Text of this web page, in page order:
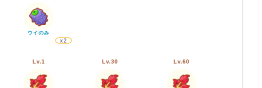
ウイのみ
x2
Lv.1 Lv.30 Lv.60